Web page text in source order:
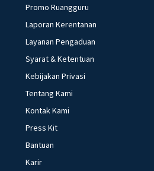
Promo Ruangguru
Laporan Kerentanan
Layanan Pengaduan
Syarat & Ketentuan
Kebijakan Privasi
Tentang Kami
Kontak Kami
Press Kit
Bantuan
Karir